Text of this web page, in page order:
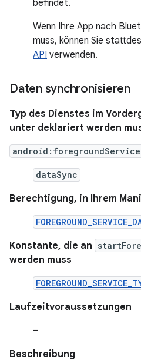
befindet.
Wenn Ihre App nach
muss, können Sie
API verwenden.
Daten synchronisieren
Typ des Dienstes im
unter deklariert werden
dataSync
Berechtigung, in Ihrem
Konstante, die an
werden muss
Laufzeitvoraussetzungen
–
Beschreibung